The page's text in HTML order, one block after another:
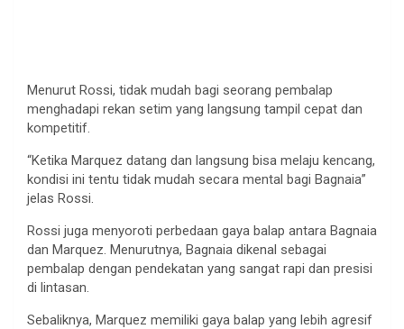
Menurut Rossi, tidak mudah bagi seorang pembalap
menghadapi rekan setim yang langsung tampil cepat dan
kompetitif.
“Ketika Marquez datang dan langsung bisa melaju kencang,
kondisi ini tentu tidak mudah secara mental bagi Bagnaia”
jelas Rossi.
Rossi juga menyoroti perbedaan gaya balap antara Bagnaia
dan Marquez. Menurutnya, Bagnaia dikenal sebagai
pembalap dengan pendekatan yang sangat rapi dan presisi
di lintasan.
Sebaliknya, Marquez memiliki gaya balap yang lebih agresif